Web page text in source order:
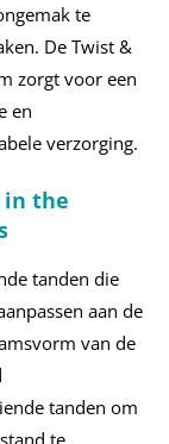
te
De Twist &
zorgt voor een
en
verzorging.
in the
tanden die
aan de
van de
tanden om